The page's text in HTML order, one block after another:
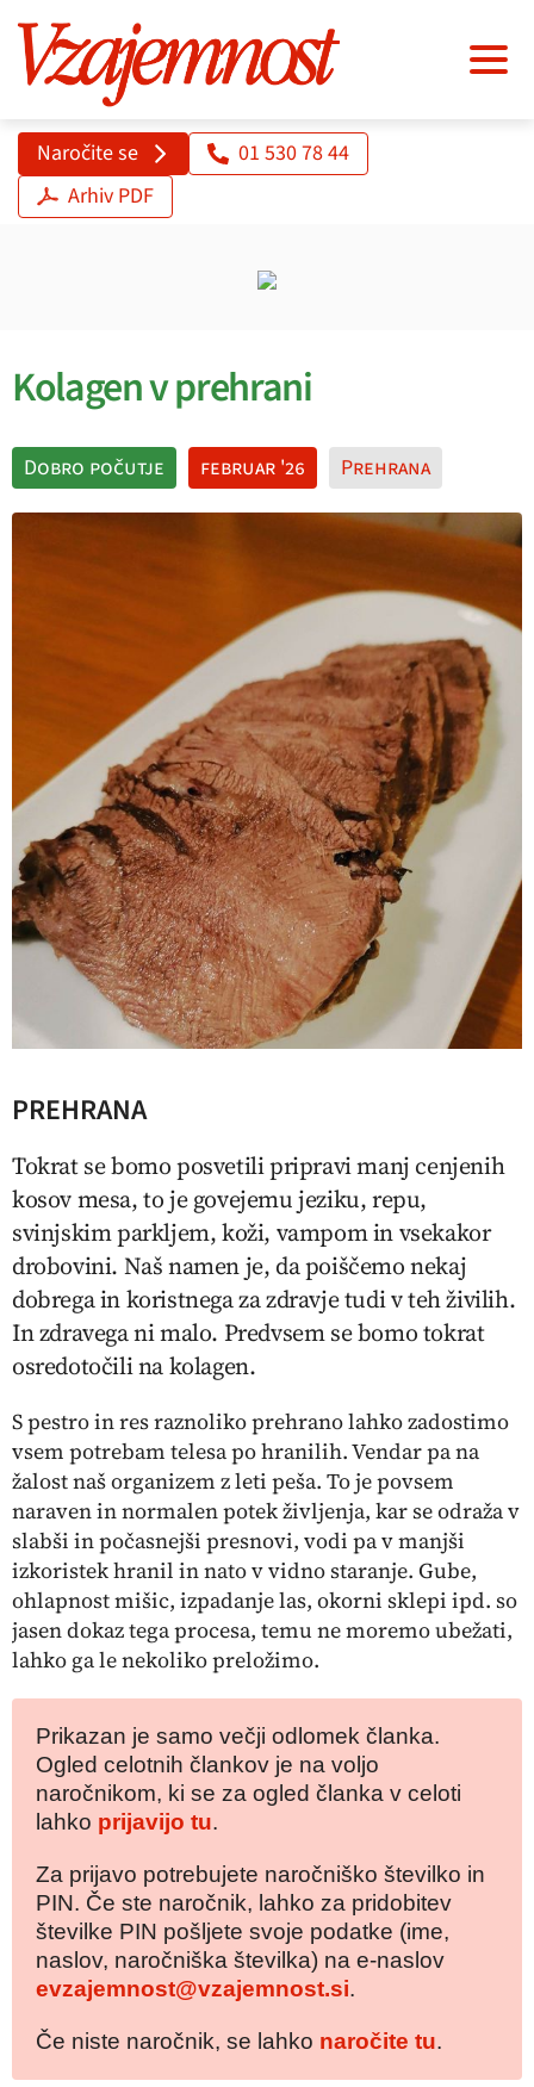
Naročite se
01 530 78 44
Arhiv PDF
Kolagen v prehrani
Dobro počutje februar '26 Prehrana
PREHRANA
Tokrat se bomo posvetili pripravi manj cenjenih
kosov mesa, to je govejemu jeziku, repu,
svinjskim parkljem, koži, vampom in vsekakor
drobovini. Naš namen je, da poiščemo nekaj
dobrega in koristnega za zdravje tudi v teh živilih.
In zdravega ni malo. Predvsem se bomo tokrat
osredotočili na kolagen.
S pestro in res raznoliko prehrano lahko zadostimo
vsem potrebam telesa po hranilih. Vendar pa na
žalost naš organizem z leti peša. To je povsem
naraven in normalen potek življenja, kar se odraža v
slabši in počasnejši presnovi, vodi pa v manjši
izkoristek hranil in nato v vidno staranje. Gube,
ohlapnost mišic, izpadanje las, okorni sklepi ipd. so
jasen dokaz tega procesa, temu ne moremo ubežati,
lahko ga le nekoliko preložimo.
Prikazan je samo večji odlomek članka.
Ogled celotnih člankov je na voljo
naročnikom, ki se za ogled članka v celoti
lahko prijavijo tu.
Za prijavo potrebujete naročniško številko in
PIN. Če ste naročnik, lahko za pridobitev
številke PIN pošljete svoje podatke (ime,
naslov, naročniška številka) na e-naslov
evzajemnost@vzajemnost.si.
Če niste naročnik, se lahko naročite tu.